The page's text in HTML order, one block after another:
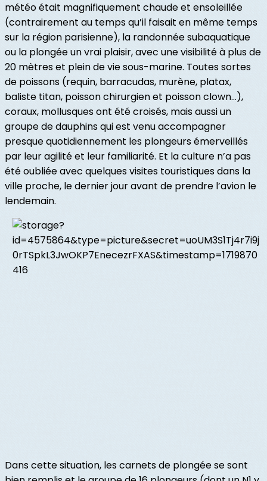
météo était magnifiquement chaude et ensoleillée
(contrairement au temps qu’il faisait en même temps
sur la région parisienne), la randonnée subaquatique
ou la plongée un vrai plaisir, avec une visibilité à plus de
20 mètres et plein de vie sous-marine. Toutes sortes
de poissons (requin, barracudas, murène, platax,
baliste titan, poisson chirurgien et poisson clown…),
coraux, mollusques ont été croisés, mais aussi un
groupe de dauphins qui est venu accompagner
presque quotidiennement les plongeurs émerveillés
par leur agilité et leur familiarité. Et la culture n’a pas
été oubliée avec quelques visites touristiques dans la
ville proche, le dernier jour avant de prendre l’avion le
lendemain.
Dans cette situation, les carnets de plongée se sont